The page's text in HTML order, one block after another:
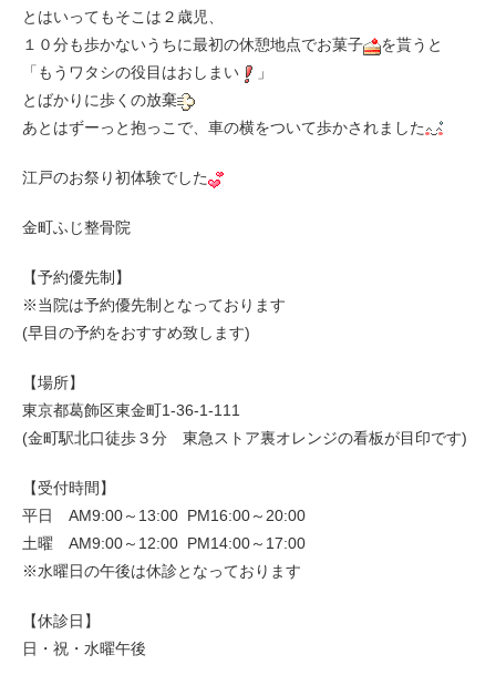
とはいってもそこは２歳児、
１０分も歩かないうちに最初の休憩地点でお菓子
を貰うと
「もうワタシの役目はおしまい
」
とばかりに歩くの放棄
あとはずーっと抱っこで、車の横をついて歩かされました
江戸のお祭り初体験でした
金町ふじ整骨院
【予約優先制】
※当院は予約優先制となっております
(早目の予約をおすすめ致します)
【場所】
東京都葛飾区東金町1-36-1-111
(金町駅北口徒歩３分 東急ストア裏オレンジの看板が目印です)
【受付時間】
平日 AM9:00～13:00 PM16:00～20:00
土曜 AM9:00～12:00 PM14:00～17:00
※水曜日の午後は休診となっております
【休診日】
日・祝・水曜午後